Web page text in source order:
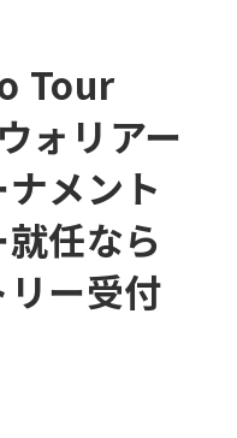
Tour
ォリアー
メント
任なら
ー受付